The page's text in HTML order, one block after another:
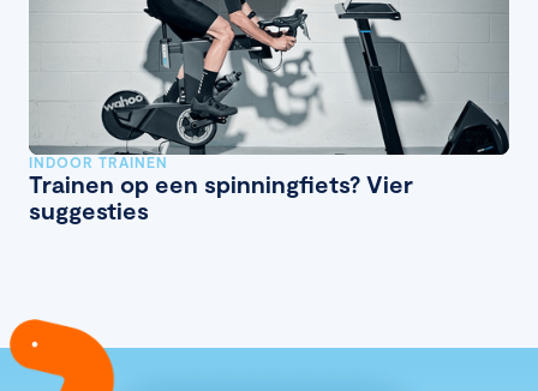
INDOOR TRAINEN
Trainen op een spinningfiets? Vier
suggesties